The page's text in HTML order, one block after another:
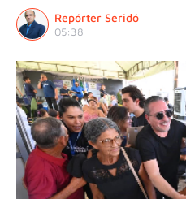
Repórter Seridó
05:38